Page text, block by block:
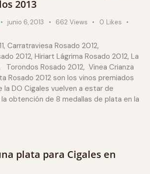
2013
junio 6, 2013 662 Views 0 Likes
Carratraviesa Rosado 2012,
2012, Hiriart Lágrima Rosado 2012, La
Torondos Rosado 2012, Vinea Crianza
Rosado 2012 son los vinos premiados
la DO Cigales vuelven a estar de
obtención de 8 medallas de plata en la
plata para Cigales en